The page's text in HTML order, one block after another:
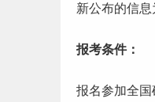
新公布的信息
报考条件：
报名参加全